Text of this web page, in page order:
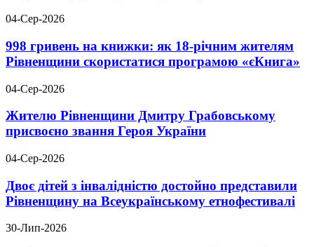
04-Сер-2026
998 гривень на книжки: як 18-річним жителям
Рівненщини скористатися програмою «єКнига»
04-Сер-2026
Жителю Рівненщини Дмитру Грабовському
присвоєно звання Героя України
04-Сер-2026
Двоє дітей з інвалідністю достойно представили
Рівненщину на Всеукраїнському етнофестивалі
30-Лип-2026